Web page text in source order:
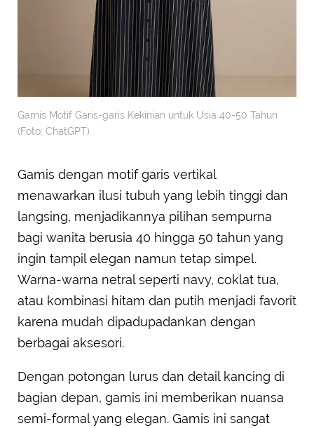
Gamis Motif Garis-garis Kekinian untuk Usia 40-50 Tahun
(Foto: ChatGPT)
Gamis dengan motif garis vertikal
menawarkan ilusi tubuh yang lebih tinggi dan
langsing, menjadikannya pilihan sempurna
bagi wanita berusia 40 hingga 50 tahun yang
ingin tampil elegan namun tetap simpel.
Warna-warna netral seperti navy, coklat tua,
atau kombinasi hitam dan putih menjadi favorit
karena mudah dipadupadankan dengan
berbagai aksesori.
Dengan potongan lurus dan detail kancing di
bagian depan, gamis ini memberikan nuansa
semi-formal yang elegan. Gamis ini sangat